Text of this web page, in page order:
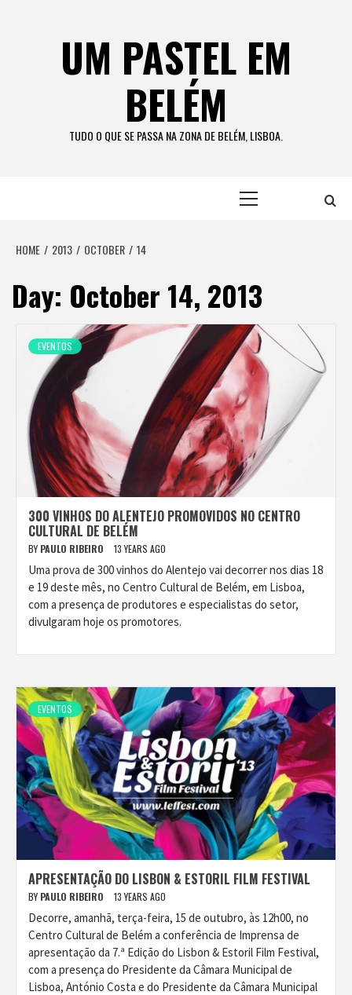
UM PASTEL EM
BELÉM
TUDO O QUE SE PASSA NA ZONA DE BELÉM, LISBOA.
HOME 2013 OCTOBER 14
Day: October 14, 2013
EVENTOS
300 VINHOS DO ALENTEJO PROMOVIDOS NO CENTRO
CULTURAL DE BELÉM
BY PAULO RIBEIRO 13 YEARS AGO
Uma prova de 300 vinhos do Alentejo vai decorrer nos dias 18
e 19 deste mês, no Centro Cultural de Belém, em Lisboa,
com a presença de produtores e especialistas do setor,
divulgaram hoje os promotores.
EVENTOS
APRESENTAÇÃO DO LISBON & ESTORIL FILM FESTIVAL
BY PAULO RIBEIRO 13 YEARS AGO
Decorre, amanhã, terça-feira, 15 de outubro, às 12h00, no
Centro Cultural de Belém a conferência de Imprensa de
apresentação da 7.ª Edição do Lisbon & Estoril Film Festival,
com a presença do Presidente da Câmara Municipal de
Lisboa, António Costa e do Presidente da Câmara Municipal